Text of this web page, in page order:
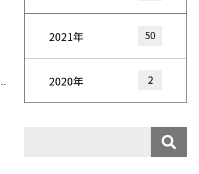
2021年 50
2020年 2